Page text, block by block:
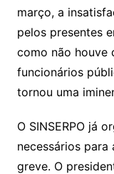
março, a
pelos presentes
como não houve
funcionários
tornou uma
O SINSERPO já
necessários
greve. O